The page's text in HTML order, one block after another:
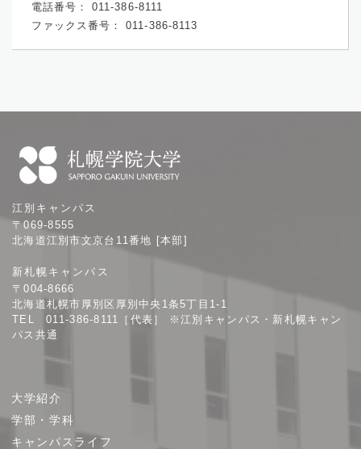
電話番号：
011-386-8111
ファックス番号：
011-386-8113
幌
学
大
学
江別キャンパス
〒069-8555
北海道江別市文京台11番地 [本部]
新札幌キャンパス
〒004-8666
北海道札幌市厚別区厚別中央1条5丁目1-1
TEL 011-386-8111［代表］ ※江別キャンパス・新札幌キャン
パス共通
ト
大学紹介
学部・学科
キャンパスライフ